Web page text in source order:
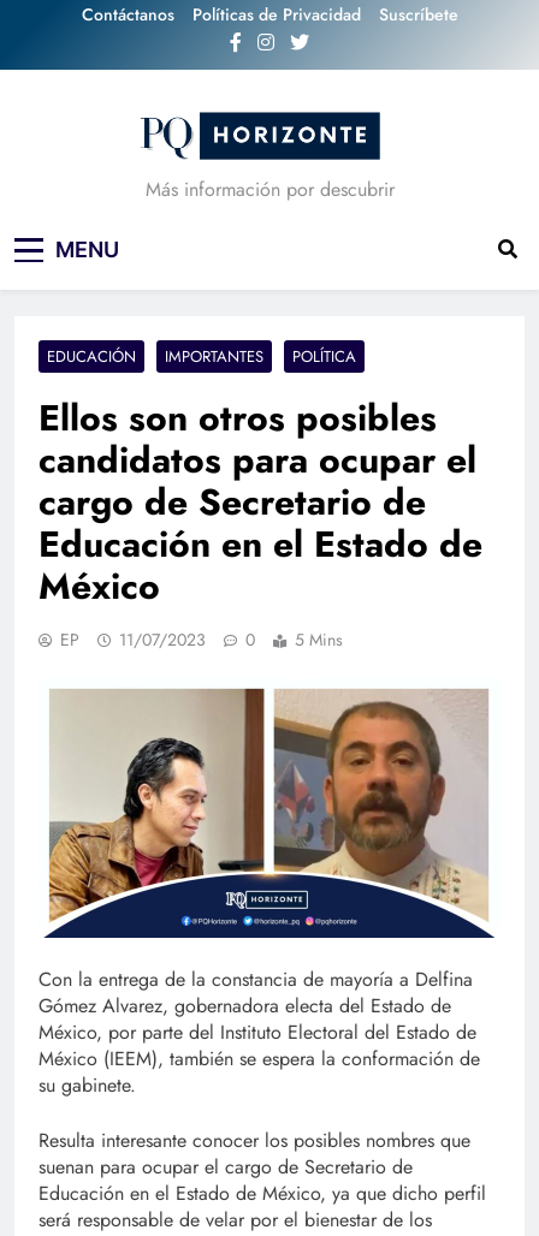
content
Contáctanos Políticas de Privacidad Suscríbete
Más información por descubrir
MENU
EDUCACIÓN IMPORTANTES POLÍTICA
Ellos son otros posibles
candidatos para ocupar el
cargo de Secretario de
Educación en el Estado de
México
EP 11/07/2023 0 5 Mins
Con la entrega de la constancia de mayoría a Delfina
Gómez Alvarez, gobernadora electa del Estado de
México, por parte del Instituto Electoral del Estado de
México (IEEM), también se espera la conformación de
su gabinete.
Resulta interesante conocer los posibles nombres que
suenan para ocupar el cargo de Secretario de
Educación en el Estado de México, ya que dicho perfil
será responsable de velar por el bienestar de los